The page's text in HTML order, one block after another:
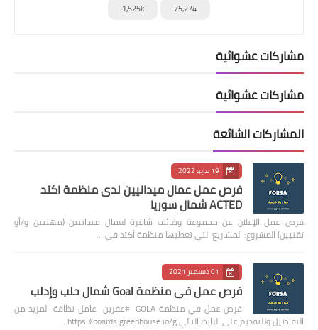
75,274
1,525k
مشاركات عشوائية
مشاركات عشوائية
المشاركات الشائعة
19 مايو 2022
فرص عمل عمال ميدانيين لدى منظمة اكتد
ACTED شمال سوريا
فرص عمل الإعلان عن مجموعة وظائف شاغرة لعمال ميدانيين (مهنيين و/أو
تقنيين) المشروع: المشاريع التي تغطيها منظمة أكتد في …
01 ديسمبر 2021
فرص عمل في منظمة Goal شمال حلب وإدلب
فرص عمل في منظمة GOLA #عفرين عامل نظافة لمزيد من
التفاصيل وللتقديم على الرابط التالي https://boards.greenhouse.io/g…